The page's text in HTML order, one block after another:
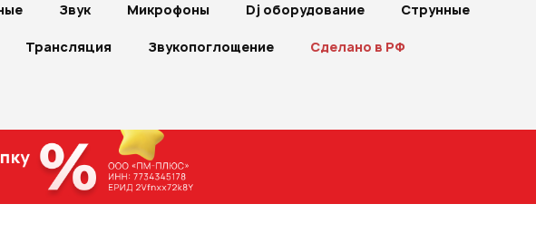
Звук Микрофоны Dj оборудование Струнные
Трансляция Звукопоглощение Сделано в РФ